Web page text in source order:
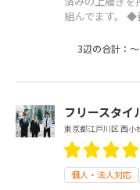
組んでます。 ◆
に傷などをつ
◆作業終了後、
掃をさせて頂
3辺の合計：
フリースタイ
東京都江戸川区 西小
個人・法人対応